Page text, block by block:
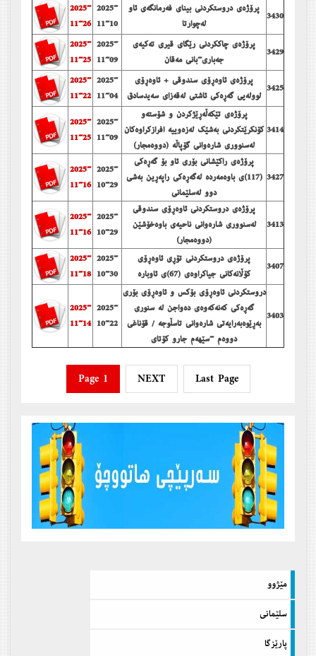
3430
پرۆژەی دروستكردنی بینای فەرمانگەی ئاو
لەچوارتا
2025-
11-10
2025-
11-26
3429
پرۆژەی چاككردنی رێگای قیری تەكیەی
جەباری-بانی مەقان
2025-
11-09
2025-
11-25
3425
پرۆژەی ئاوەڕۆی سندوقی + ئاوەڕۆی
لوولەیی گەڕەكی ئاشتی لەقەزای سەیدسادق
2025-
11-04
2025-
11-22
3414
پرۆژەی تێكەڵەڕێژكردن و شۆستەو
كۆنكرێتكردنی بەشێك لەزەوییە افرازكراوەكان
لەسنووری شارەوانی گۆپاڵە (دووەمجار)
2025-
11-09
2025-
11-25
3427
پرۆژەی راكێشانی بۆری ئاو بۆ گەڕەكی
(117)ی باوەمەردە لەگەڕەكی راپەڕین بەشی
دوو لەسلێمانی
2025-
10-29
2025-
11-16
3413
پرۆژەی دروستكردنی ئاوەڕۆی سندوقی
لەسنووری شارەوانی ناحیەی باوەخۆشێن
(دووەمجار)
2025-
10-29
2025-
11-16
3407
پرۆژەی دروستكردنی تۆڕی ئاوەڕۆی
كۆڵانەكانی جیاكراوەی (67)ی ئاوبارە
2025-
10-30
2025-
11-18
3403
دروستكردنی ئاوه‌ڕۆی بۆكس و ئاوه‌ڕۆی بۆری
گه‌ڕه‌كی كه‌نه‌كه‌وه‌ی ده‌واجن له‌ سنوری
به‌ڕێوه‌به‌رایه‌تی شاره‌وانی تاسڵوجه‌ / قۆناغی
دووه‌م -سێهه‌م جارو كۆتای
2025-
10-22
2025-
11-14
Page 1 NEXT Last Page
مێژوو
سلێمانی
پارێزگا